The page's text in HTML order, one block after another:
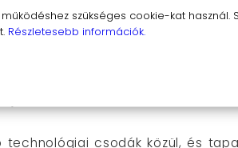
hihetetlenül intuitív.
egészségi állapotodat. Ha meg
átfordul. Ne feledd,
technológiai csodák közül, és
szükséges cookie-kat
Részletesebb információk.